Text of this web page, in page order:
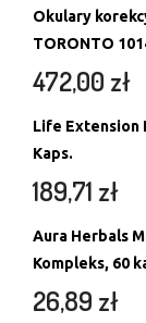
Okulary
TORONTO
472,00 zł
Life Extension
Kaps.
189,71 zł
Aura Herbals
Kompleks, 60
26,89 zł